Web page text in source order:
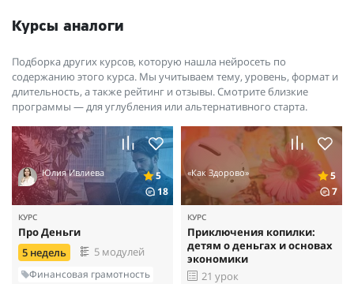
Курсы аналоги
Подборка других курсов, которую нашла нейросеть по
содержанию этого курса. Мы учитываем тему, уровень, формат и
длительность, а также рейтинг и отзывы. Смотрите близкие
программы — для углубления или альтернативного старта.
Юлия Ивлиева
5
18
КУРС
Про Деньги
5 недель
5 модулей
Финансовая грамотность
«Как Здорово»
5
7
КУРС
Приключения копилки:
детям о деньгах и основах
экономики
21 урок